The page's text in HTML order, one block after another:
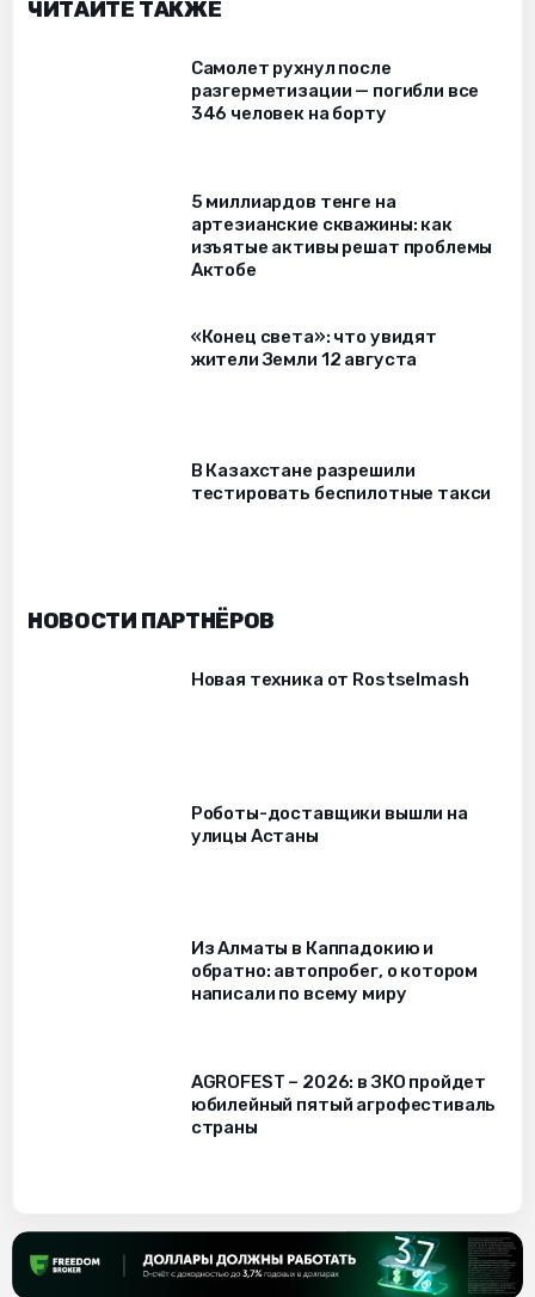
ЧИТАЙТЕ ТАКЖЕ
Самолет рухнул после
разгерметизации — погибли все
346 человек на борту
5 миллиардов тенге на
артезианские скважины: как
изъятые активы решат проблемы
Актобе
«Конец света»: что увидят
жители Земли 12 августа
В Казахстане разрешили
тестировать беспилотные такси
НОВОСТИ ПАРТНЁРОВ
Новая техника от Rostselmash
Роботы-доставщики вышли на
улицы Астаны
Из Алматы в Каппадокию и
обратно: автопробег, о котором
написали по всему миру
AGROFEST – 2026: в ЗКО пройдет
юбилейный пятый агрофестиваль
страны